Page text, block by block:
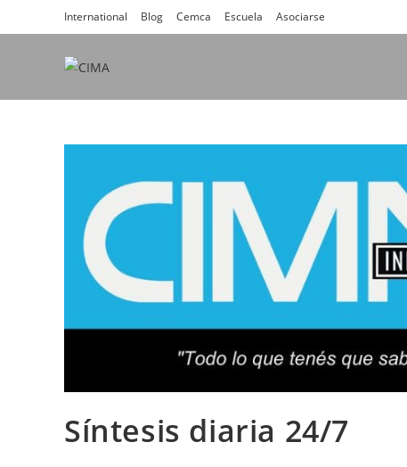
International Blog Cemca Escuela Asociarse
Síntesis diaria 24/7